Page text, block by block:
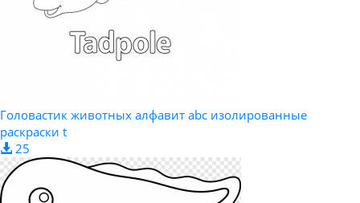
Головастик животных алфавит abc изолированные
раскраски t
25